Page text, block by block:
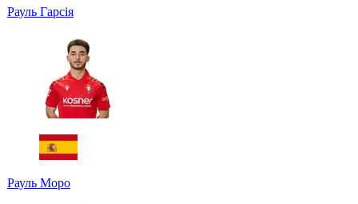
Рауль Гарсія
Рауль Моро